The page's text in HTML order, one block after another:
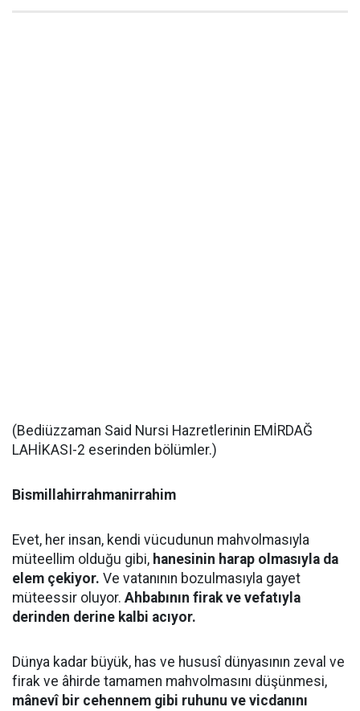
(Bediüzzaman Said Nursi Hazretlerinin EMİRDAĞ
LAHİKASI-2 eserinden bölümler.)
Bismillahirrahmanirrahim
Evet, her insan, kendi vücudunun mahvolmasıyla
müteellim olduğu gibi, hanesinin harap olmasıyla da
elem çekiyor. Ve vatanının bozulmasıyla gayet
müteessir oluyor. Ahbabının firak ve vefatıyla
derinden derine kalbi acıyor.
Dünya kadar büyük, has ve hususî dünyasının zeval ve
firak ve âhirde tamamen mahvolmasını düşünmesi,
mânevî bir cehennem gibi ruhunu ve vicdanını